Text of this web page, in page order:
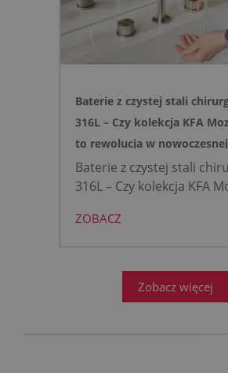
remontów bez kucia ścian.
Baterie z czystej stali
316L – Czy kolekcja KFA
to rewolucja w nowoczesnej
łazience?
Baterie z czystej stali
316L – Czy kolekcja KFA
łazience?
projektowanie łazienek
ZOBACZ
Zobacz więcej